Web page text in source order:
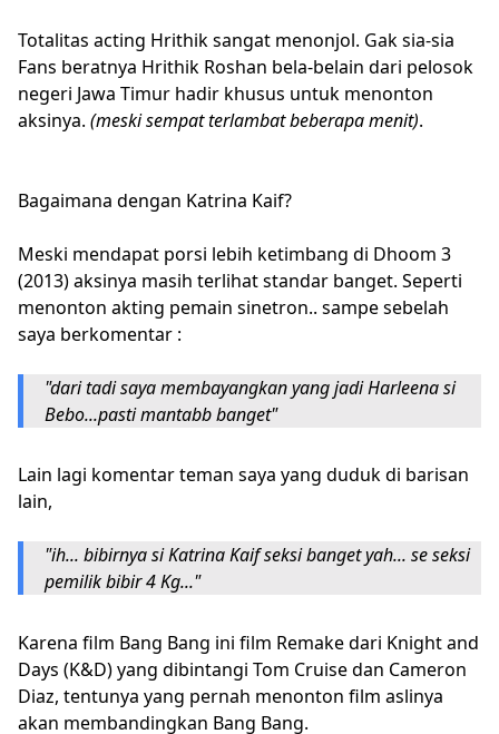
Totalitas acting Hrithik sangat menonjol. Gak sia-sia
Fans beratnya Hrithik Roshan bela-belain dari pelosok
negeri Jawa Timur hadir khusus untuk menonton
aksinya. (meski sempat terlambat beberapa menit).
Bagaimana dengan Katrina Kaif?
Meski mendapat porsi lebih ketimbang di Dhoom 3
(2013) aksinya masih terlihat standar banget. Seperti
menonton akting pemain sinetron.. sampe sebelah
saya berkomentar :
"dari tadi saya membayangkan yang jadi Harleena si
Bebo...pasti mantabb banget"
Lain lagi komentar teman saya yang duduk di barisan
lain,
"ih... bibirnya si Katrina Kaif seksi banget yah... se seksi
pemilik bibir 4 Kg..."
Karena film Bang Bang ini film Remake dari Knight and
Days (K&D) yang dibintangi Tom Cruise dan Cameron
Diaz, tentunya yang pernah menonton film aslinya
akan membandingkan Bang Bang.